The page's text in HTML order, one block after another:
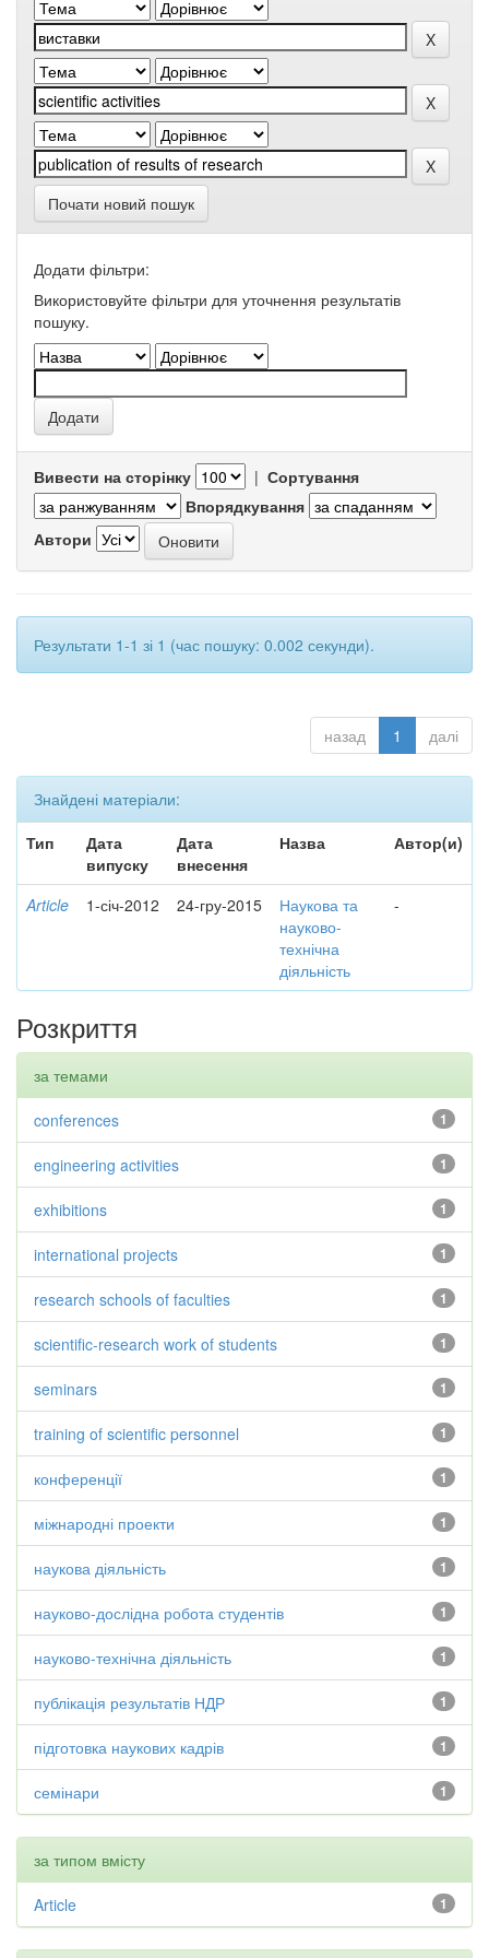
Почати новий пошук
Додати фільтри:
Використовуйте фільтри для уточнення результатів
пошуку.
Вивести на сторінку | Сортування
Впорядкування
Автори
Результати 1-1 зі 1 (час пошуку: 0.002 секунди).
назад 1 далі
Знайдені матеріали:
Тип
Дата
випуску
Дата
внесення
Назва Автор(и)
Article 1-січ-2012 24-гру-2015
Наукова та
науково-
технічна
діяльність
-
Розкриття
за темами
1
conferences
1
engineering activities
1
exhibitions
1
international projects
1
research schools of faculties
1
scientific-research work of students
1
seminars
1
training of scientific personnel
1
конференції
1
міжнародні проекти
1
наукова діяльність
1
науково-дослідна робота студентів
1
науково-технічна діяльність
1
публікація результатів НДР
1
підготовка наукових кадрів
1
семінари
за типом вмісту
1
Article